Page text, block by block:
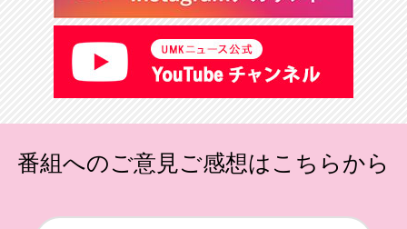
番組へのご意見ご感想はこちらから